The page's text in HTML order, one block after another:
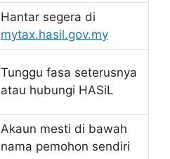
Hantar segera di
mytax.hasil.gov.my
Tunggu fasa seterusnya
atau hubungi HASiL
Akaun mesti di bawah
nama pemohon sendiri